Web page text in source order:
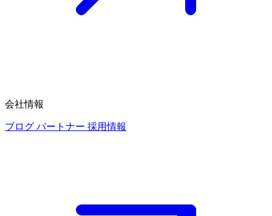
会社情報
ブログ パートナー 採用情報